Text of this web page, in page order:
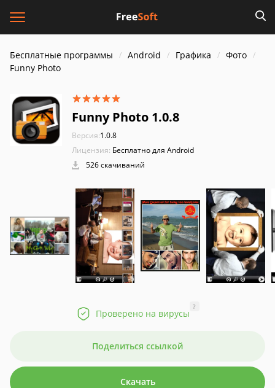
Бесплатные программы Android Графика
Фото
Funny Photo
Funny Photo 1.0.8
Версия:1.0.8
Лицензия: Бесплатно для Android
526 скачиваний
Проверено на вирусы
?
Поделиться ссылкой
Скачать